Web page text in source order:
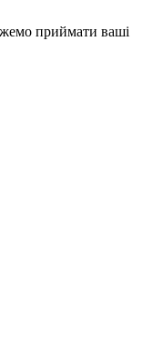
приймати ваші